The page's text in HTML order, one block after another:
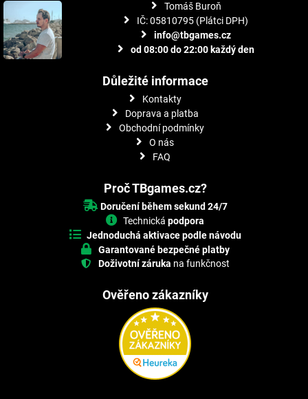
Tomáš Buroň
IČ: 05810795 (Plátci DPH)
info@tbgames.cz
od 08:00 do 22:00 každý den
Důležité informace
Kontakty
Doprava a platba
Obchodní podmínky
O nás
FAQ
Proč TBgames.cz?
Doručení během sekund 24/7
Technickápodpora
Jednoduchá aktivace podle návodu
Garantované bezpečné platby
Doživotní záruka na funkčnost
Ověřeno zákazníky